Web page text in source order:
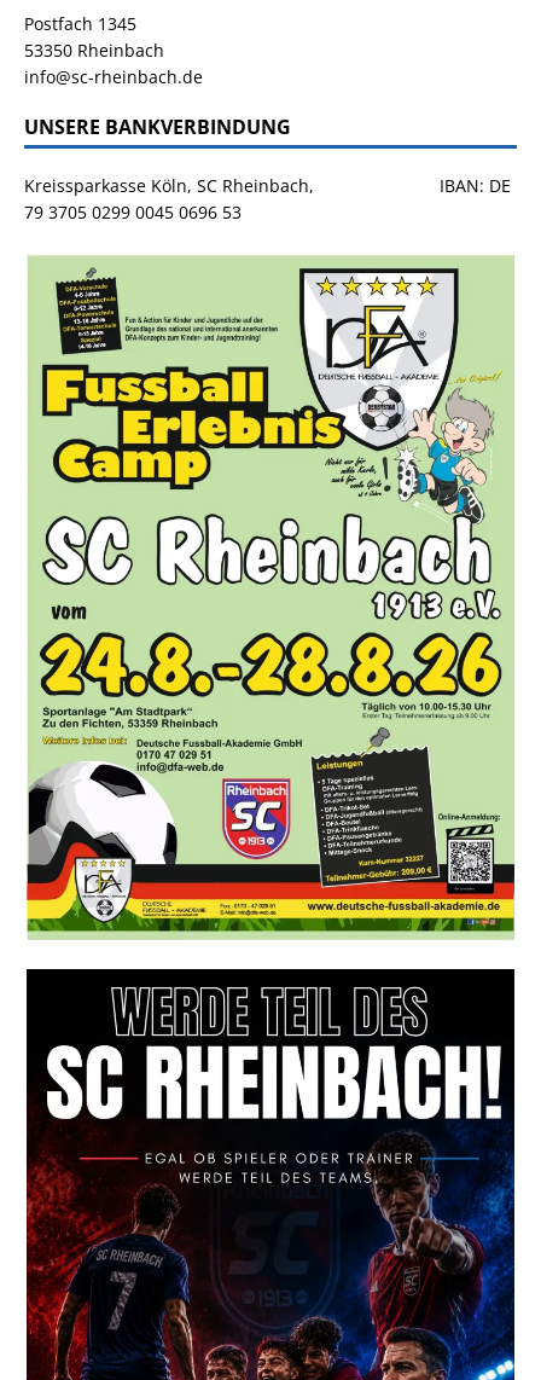
Postfach 1345
53350 Rheinbach
info@sc-rheinbach.de
UNSERE BANKVERBINDUNG
Kreissparkasse Köln, SC Rheinbach, IBAN: DE
79 3705 0299 0045 0696 53